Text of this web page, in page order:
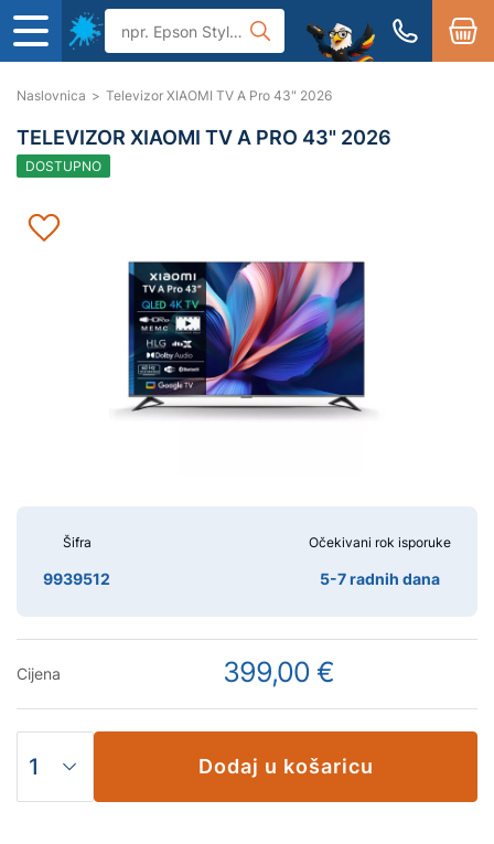
Naslovnica > Televizor XIAOMI TV A Pro 43" 2026
TELEVIZOR XIAOMI TV A PRO 43" 2026
DOSTUPNO
Šifra
9939512
Očekivani rok isporuke
5-7 radnih dana
Cijena 399,00 €
Dodaj u košaricu